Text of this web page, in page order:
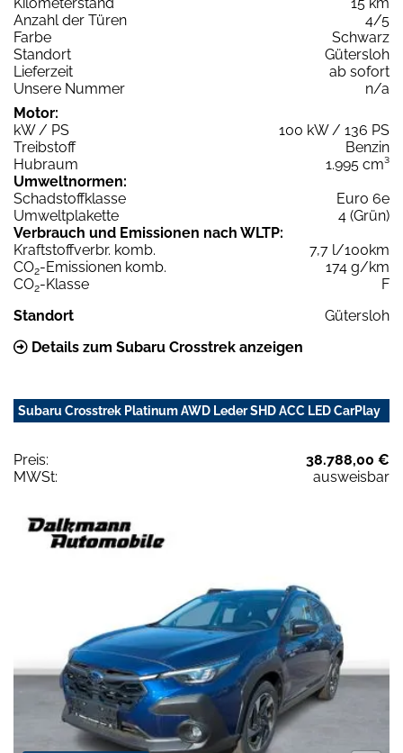
Anzahl der Türen
4/5
Farbe
Schwarz
Standort
Gütersloh
Lieferzeit
ab sofort
Unsere Nummer
n/a
Motor:
kW / PS
100 kW / 136 PS
Treibstoff
Benzin
Hubraum
1.995 cm³
Umweltnormen:
Schadstoffklasse
Euro 6e
Umweltplakette
4 (Grün)
Verbrauch und Emissionen nach WLTP:
Kraftstoffverbr. komb.
7,7 l/100km
CO2-Emissionen komb.
174 g/km
CO2-Klasse
F
Standort
Gütersloh
Details zum Subaru Crosstrek anzeigen
Subaru Crosstrek Platinum AWD Leder SHD ACC LED CarPlay
Preis:
38.788,00 €
MWSt:
ausweisbar